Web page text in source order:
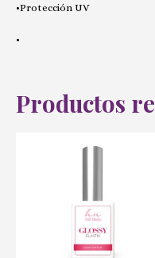
•Protección UV
•
Productos